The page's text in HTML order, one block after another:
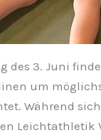
des 3. Juni
um
Während
Leichtathletik